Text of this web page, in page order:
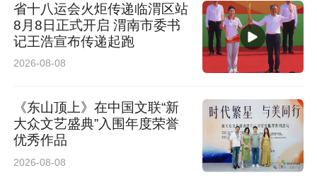
尽管历史悠久、品质独特，但海红果产业长期面
临产品形式单一、附加值不高、市场知名度有限
等瓶颈。如何让这颗千年珍果走出“深闺”、焕发
新生，成为府谷推动乡村振兴的重要课题。
近年来，府谷以农业文化遗产保护为契机，积极
推进海红果全产业链建设，推动产业从传统种植
省十八运会火炬传递临渭区站
8月8日正式开启 渭南市委书
记王浩宣布传递起跑
2026-08-08
《东山顶上》在中国文联“新
大众文艺盛典”入围年度荣誉
优秀作品
2026-08-08